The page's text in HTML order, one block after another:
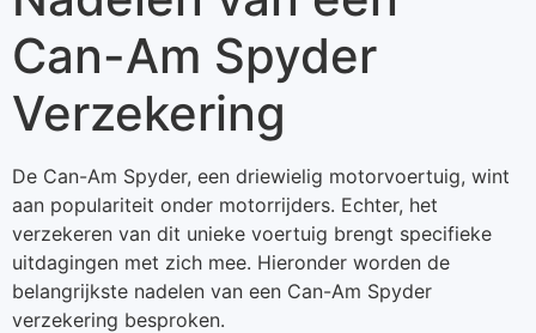
Can-Am Spyder
Verzekering
De Can-Am Spyder, een driewielig motorvoertuig, wint
aan populariteit onder motorrijders. Echter, het
verzekeren van dit unieke voertuig brengt specifieke
uitdagingen met zich mee. Hieronder worden de
belangrijkste nadelen van een Can-Am Spyder
verzekering besproken.